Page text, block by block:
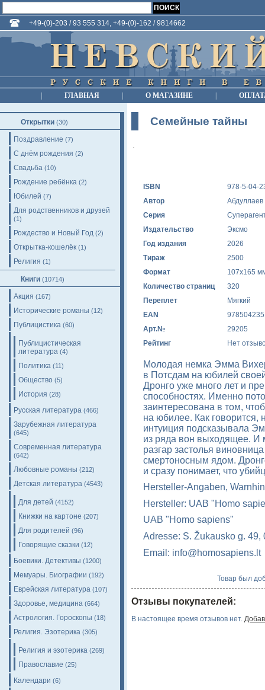
+49-(0)-203 / 93 555 314, +49-(0)-162 / 9814662
ГЛАВНАЯ О МАГАЗИНЕ
Открытки (30)
Поздравление (7)
С днём рождения (2)
Свадьба (10)
Рождение ребёнка (2)
Юбилей (7)
Для родственников и друзей
(1)
Рождество и Новый Год (2)
Открытка-кошелёк (1)
Религия (1)
Книги (10714)
Акция (167)
Исторические романы (12)
Публицистика (60)
Публицистическая
литература (4)
Политика (11)
Общество (5)
История (28)
Русская литература (466)
Зарубежная литература
(645)
Современная литература
(642)
Любовные романы (212)
Детская литература (4543)
Для детей (4152)
Книжки на картоне (207)
Для родителей (96)
Говорящие сказки (12)
Боевики. Детективы (1200)
Мемуары. Биографии (192)
Еврейская литература (107)
Здоровье, медицина (664)
Астрология. Гороскопы (18)
Религия. Эзотерика (305)
Религия и эзотерика (269)
Православие (25)
Календари (6)
Семейные тайны
ISBN
978-5-04-
Автор
Абдуллаев
Серия
Издательство
Эксмо
Год издания
2026
Тираж
2500
Формат
107x165
Количество страниц
320
Переплет
Мягкий
EAN
Арт.№
29205
Рейтинг
Нет
Молодая немка Эмма
в Потсдам на юбилей
Дронго уже много лет и
способностях. Именно
заинтересована в том,
на юбилее. Как говорится,
интуиция подсказывала
из ряда вон выходящее.
разгар застолья
смертоносным ядом.
и сразу понимает, что
Hersteller-Angaben,
Hersteller: UAB "Homo
UAB "Homo sapiens"
Adresse: S. Žukausko g.
Email: info@homosapiens.lt
Товар был
Отзывы покупателей:
В настоящее время отзывов нет.